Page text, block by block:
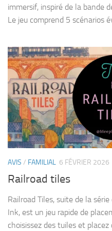
immersif, inspiré de la bande
Le jeu comprend 5 scénarios
AVIS / FAMILIAL 6 FÉVRIER 2026
Railroad tiles
Railroad Tiles, suite de la
Ink, est un jeu rapide de
choisissez des tuiles et